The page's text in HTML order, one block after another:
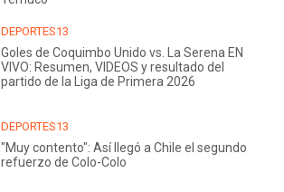
DEPORTES13
Goles de Coquimbo Unido vs. La Serena EN
VIVO: Resumen, VIDEOS y resultado del
partido de la Liga de Primera 2026
DEPORTES13
"Muy contento": Así llegó a Chile el segundo
refuerzo de Colo-Colo